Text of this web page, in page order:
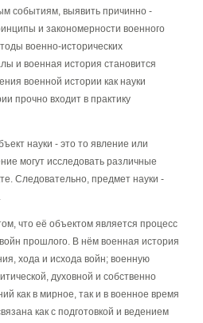
событиям, выявить причинно -
и закономерности военного
военно-исторических
и военная история становится
военной истории как науки
прочно входит в практику
науки - это то явление или
могут исследовать различные
Следовательно, предмет науки -
что её объектом является процесс
прошлого. В нём военная история
хода и исхода войн; военную
духовной и собственно
как в мирное, так и в военное время
как с подготовкой и ведением